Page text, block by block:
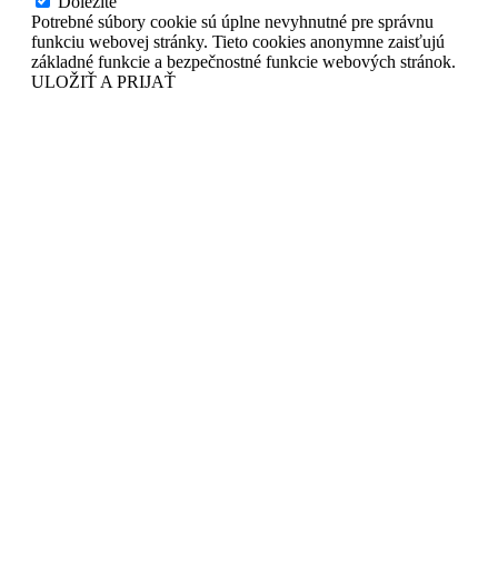
Potrebné súbory cookie sú úplne nevyhnutné pre správnu
funkciu webovej stránky. Tieto cookies anonymne zaisťujú
základné funkcie a bezpečnostné funkcie webových stránok.
ULOŽIŤ A PRIJAŤ